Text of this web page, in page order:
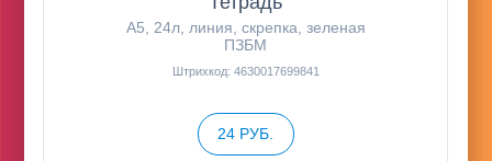
А5, 24л, линия, скрепка, зеленая
ПЗБМ
Штрихкод: 4630017699841
24 РУБ.